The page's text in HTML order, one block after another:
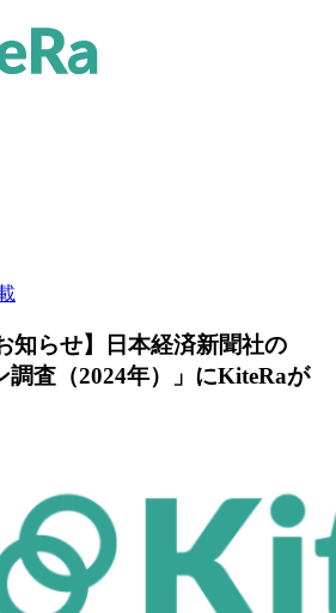
知らせ】日本経済新聞社の
調査（2024年）」にKiteRaが